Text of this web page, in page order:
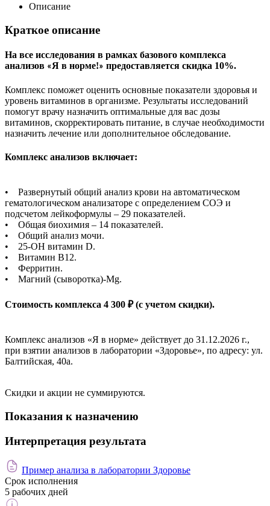
Описание
Краткое описание
На все исследования в рамках базового комплекса
анализов «Я в норме!» предоставляется скидка 10%.
Комплекс поможет оценить основные показатели здоровья и
уровень витаминов в организме. Результаты исследований
помогут врачу назначить оптимальные для вас дозы
витаминов, скорректировать питание, в случае необходимости
назначить лечение или дополнительное обследование.
Комплекс анализов включает:
• Развернутый общий анализ крови на автоматическом
гематологическом анализаторе с определением СОЭ и
подсчетом лейкоформулы – 29 показателей.
• Общая биохимия – 14 показателей.
• Общий анализ мочи.
• 25-OH витамин D.
• Витамин В12.
• Ферритин.
• Магний (сыворотка)-Mg.
Стоимость комплекса 4 300 ₽ (с учетом скидки).
Комплекс анализов «Я в норме» действует до 31.12.2026 г.,
при взятии анализов в лаборатории «Здоровье», по адресу: ул.
Балтийская, 40а.
Скидки и акции не суммируются.
Показания к назначению
Интерпретация результата
Пример анализа в лаборатории Здоровье
Срок исполнения
5 рабочих дней